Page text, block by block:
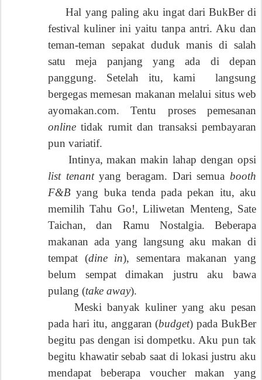
Hal yang paling aku ingat dari BukBer di
festival kuliner ini yaitu tanpa antri. Aku dan
teman-teman sepakat duduk manis di salah
satu meja panjang yang ada di depan
panggung. Setelah itu, kami
langsung
bergegas memesan makanan melalui situs web
ayomakan.com. Tentu proses pemesanan
online tidak rumit dan transaksi pembayaran
pun variatif.
Intinya, makan makin lahap dengan opsi
list tenantyang beragam. Dari semuabooth
F&Byang buka tenda pada pekan itu, aku
memilih Tahu Go!, Liliwetan Menteng, Sate
Taichan, dan Ramu Nostalgia. Beberapa
makanan ada yang langsung aku makan di
tempat (dine in), sementara makanan yang
belum sempat dimakan justru aku bawa
pulang (take away).
Meski banyak kuliner yang aku pesan
pada hari itu, anggaran (budget) pada BukBer
begitu pas dengan isi dompetku. Aku pun tak
begitu khawatir sebab saat di lokasi justru aku
mendapat beberapa voucher makan yang